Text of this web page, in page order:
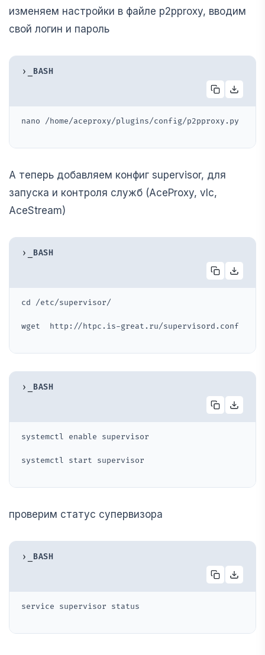
изменяем настройки в файле p2pproxy, вводим
свой логин и пароль
›_ BASH
nano /home/aceproxy/plugins/config/p2pproxy.py
А теперь добавляем конфиг supervisor, для
запуска и контроля служб (AceProxy, vlc,
AceStream)
›_ BASH
cd /etc/supervisor/
wget  http://htpc.is-great.ru/supervisord.conf
›_ BASH
systemctl enable supervisor
systemctl start supervisor
проверим статус супервизора
›_ BASH
service supervisor status